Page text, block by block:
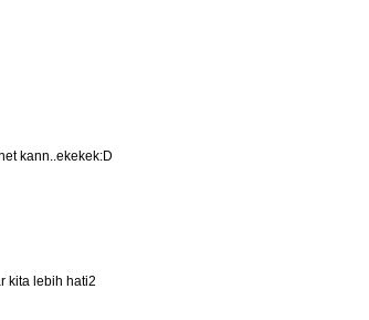
kann..ekekek:D
kita lebih hati2